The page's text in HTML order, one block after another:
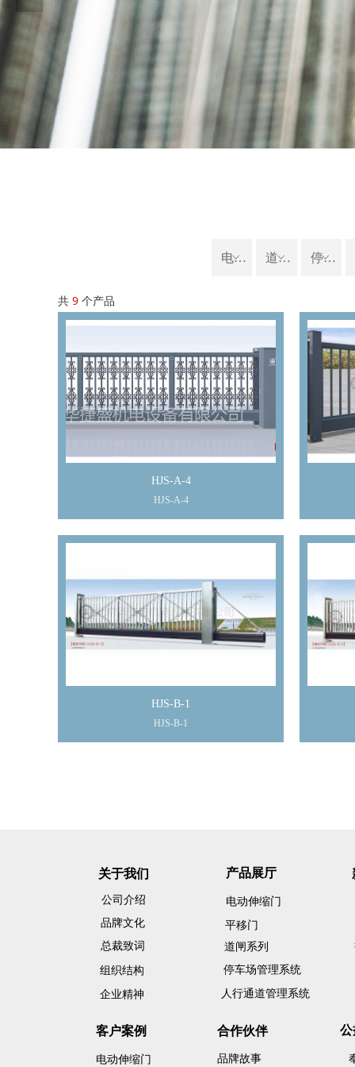
ꀁ
电动伸缩门 ꀁ
道闸系列 ꀁ
停车场管理系统
共 9 个产品
HJS-A-4
HJS-A-4
HJS-B-1
HJS-B-1
关于我们
公司介绍
品牌文化
总裁致词
组织结构
企业精神
产品展厅
电动伸缩门
平移门
道闸系列
停车场管理系统
人行通道管理系统
电动伸缩门
客户案例 合作伙伴
品牌故事
公